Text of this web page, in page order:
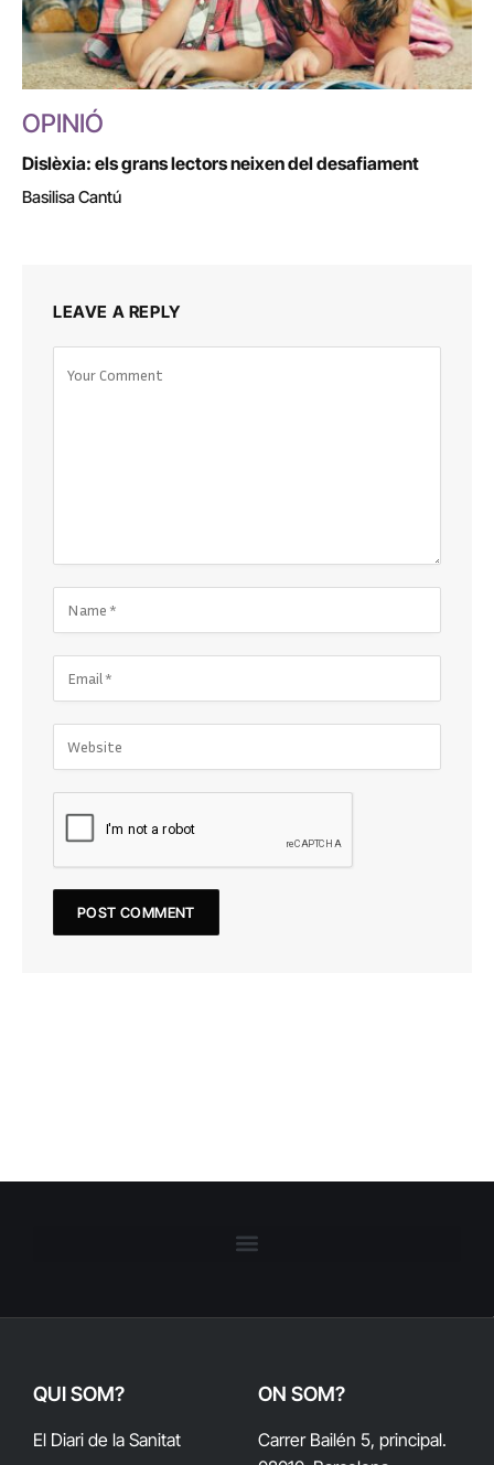
OPINIÓ
Dislèxia: els grans lectors neixen del desafiament
Basilisa Cantú
LEAVE A REPLY
QUI SOM?
El Diari de la Sanitat
ON SOM?
Carrer Bailén 5, principal.